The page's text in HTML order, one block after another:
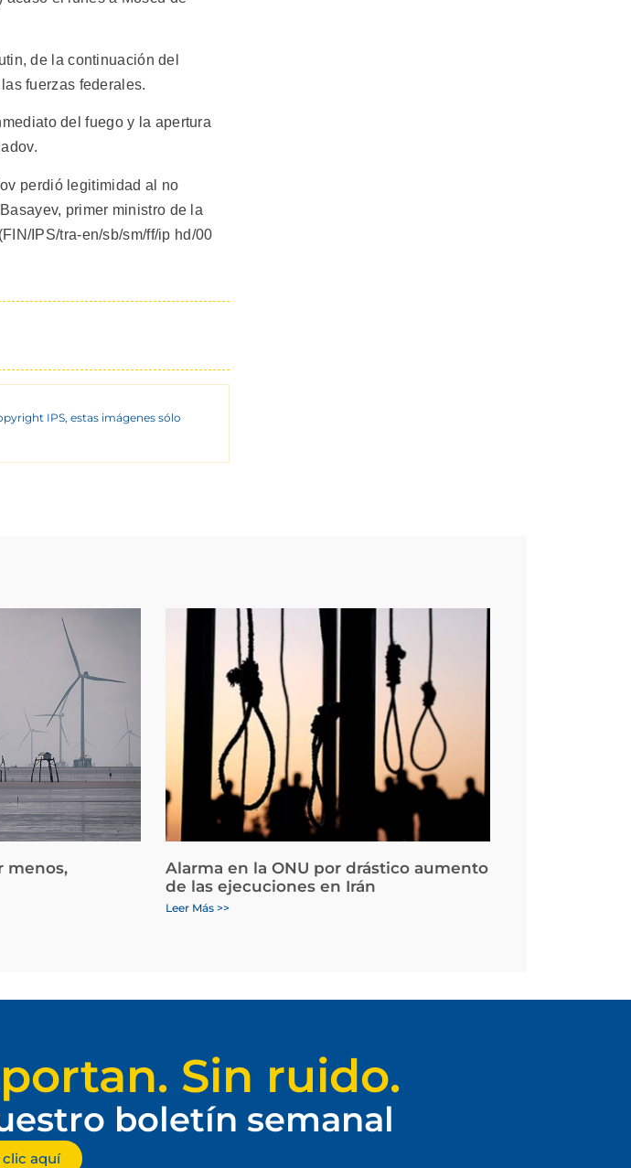
de la continuación del
fuerzas federales.
del fuego y la apertura
perdió legitimidad al no
primer ministro de la
IPS/tra-en/sb/sm/ff/ip hd/00
IPS, estas imágenes sólo
menos,
Alarma en la ONU por drástico aumento
de las ejecuciones en Irán
Leer Más >>
Sin ruido.
boletín semanal
clic aquí